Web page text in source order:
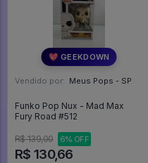
💖 GEEKDOWN
Vendido por: Meus Pops - SP
Funko Pop Nux - Mad Max
Fury Road #512
R$ 139,00 6% OFF
R$ 130,66